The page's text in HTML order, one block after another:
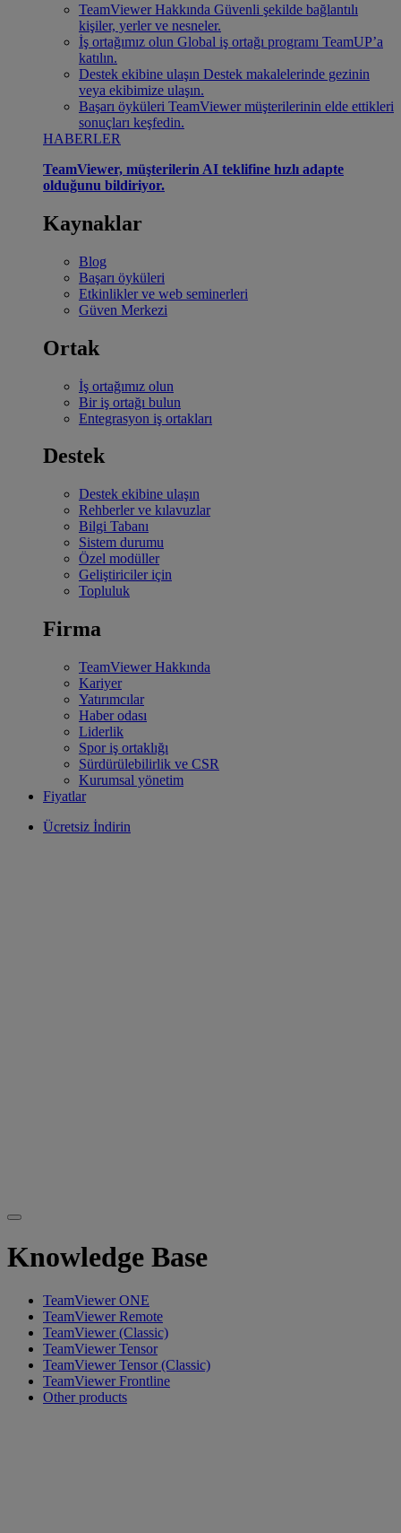
TeamViewer Hakkında Güvenli şekilde bağlantılı
kişiler, yerler ve nesneler.
İş ortağımız olun Global iş ortağı programı TeamUP’a
katılın.
Destek ekibine ulaşın Destek makalelerinde gezinin
veya ekibimize ulaşın.
Başarı öyküleri TeamViewer müşterilerinin elde ettikleri
sonuçları keşfedin.
HABERLER
TeamViewer, müşterilerin AI teklifine hızlı adapte
olduğunu bildiriyor.
Kaynaklar
Blog
Başarı öyküleri
Etkinlikler ve web seminerleri
Güven Merkezi
Ortak
İş ortağımız olun
Bir iş ortağı bulun
Entegrasyon iş ortakları
Destek
Destek ekibine ulaşın
Rehberler ve kılavuzlar
Bilgi Tabanı
Sistem durumu
Özel modüller
Geliştiriciler için
Topluluk
Firma
TeamViewer Hakkında
Kariyer
Yatırımcılar
Haber odası
Liderlik
Spor iş ortaklığı
Sürdürülebilirlik ve CSR
Kurumsal yönetim
Fiyatlar
Ücretsiz İndirin
Knowledge Base
TeamViewer ONE
TeamViewer Remote
TeamViewer (Classic)
TeamViewer Tensor
TeamViewer Tensor (Classic)
TeamViewer Frontline
Other products